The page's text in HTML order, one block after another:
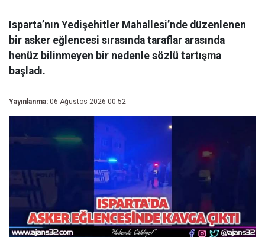
Isparta’nın Yedişehitler Mahallesi’nde düzenlenen
bir asker eğlencesi sırasında taraflar arasında
henüz bilinmeyen bir nedenle sözlü tartışma
başladı.
Yayınlanma: 06 Ağustos 2026 00:52